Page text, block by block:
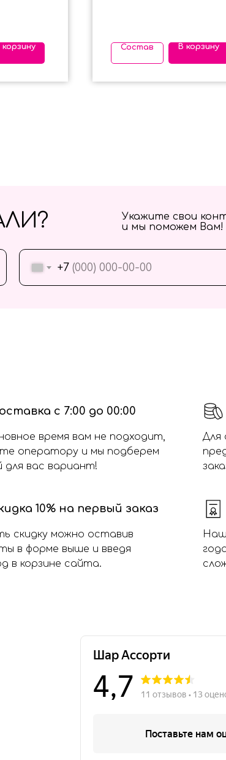
корзину Состав В корзину
+7
Укажите свои
и мы поможем Вам!
с 7:00 до 00:00
время вам не подходит,
оператору и мы подберем
для вас вариант!
Для
10% на первый заказ
скидку можно оставив
в форме выше и введя
в корзине сайта.